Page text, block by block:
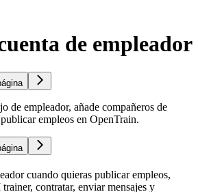
de empleador
de empleador, añade compañeros de
empleos en OpenTrain.
cuando quieras publicar empleos,
contratar, enviar mensajes y